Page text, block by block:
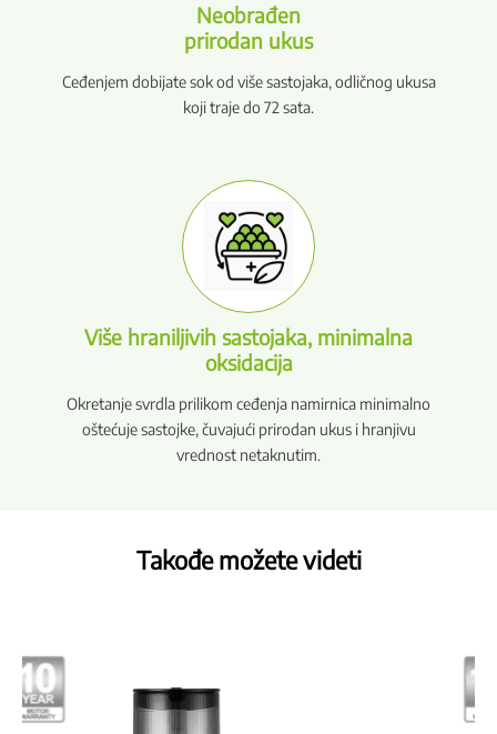
Neobrađen
prirodan ukus
Ceđenjem dobijate sok od više sastojaka, odličnog ukusa
koji traje do 72 sata.
Više hraniljivih sastojaka, minimalna
oksidacija
Okretanje svrdla prilikom ceđenja namirnica minimalno
oštećuje sastojke, čuvajući prirodan ukus i hranjivu
vrednost netaknutim.
Takođe možete videti